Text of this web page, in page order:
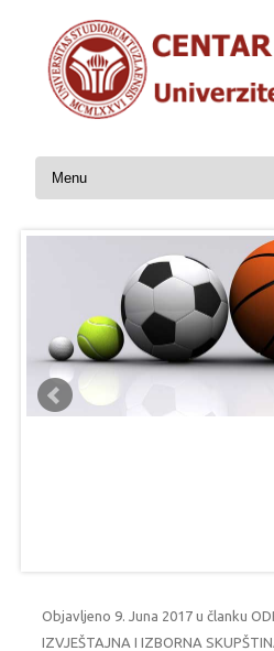
Skip to content
Objavljeno 9. Juna 2017 u članku
IZVJEŠTAJNA I IZBORNA